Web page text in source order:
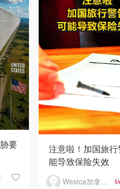
要
注意啦！加国旅
能导致保险失效
Westca加拿大生活